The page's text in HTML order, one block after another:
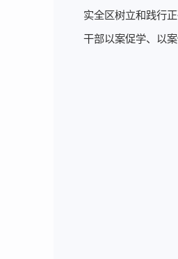
实全区树立和践行
干部以案促学、以